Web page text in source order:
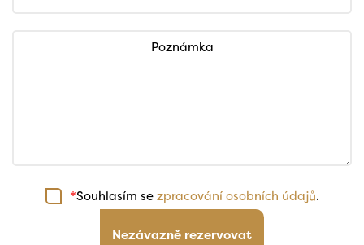
Poznámka
*Souhlasím sezpracování osobních údajů.
Nezávazně rezervovat